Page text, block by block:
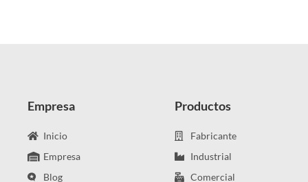
Empresa
Inicio
Empresa
Blog
Productos
Fabricante
Industrial
Comercial